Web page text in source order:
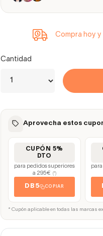
Compra hoy
Cantidad
Aprovecha estos
CUPÓN 5%
DTO
para pedidos superiores
a 295€
(*)
DB5 COPIAR
* Cupón aplicable en todas las marcas